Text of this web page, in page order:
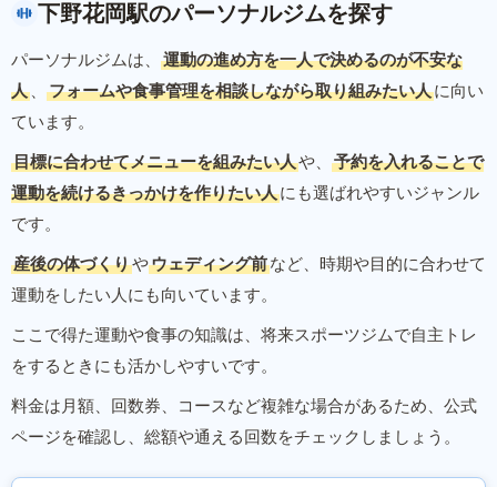
下野花岡駅のパーソナルジムを探す
パーソナルジムは、
運動の進め方を一人で決めるのが不安な
人 、 フォームや食事管理を相談しながら取り組みたい人に向い
ています。
目標に合わせてメニューを組みたい人や、
予約を入れることで
運動を続けるきっかけを作りたい人にも選ばれやすいジャンル
です。
産後の体づくりやウェディング前など、時期や目的に合わせて
運動をしたい人にも向いています。
ここで得た運動や食事の知識は、将来スポーツジムで自主トレ
をするときにも活かしやすいです。
料金は月額、回数券、コースなど複雑な場合があるため、公式
ページを確認し、総額や通える回数をチェックしましょう。